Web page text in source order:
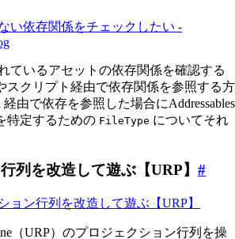
い依存関係をチェックしたい -
ているアセットの依存関係を確認する
スクリプト経由で依存関係を参照する方
経由で依存を参照した場合にAddressables
特定するための FileType についてそれ
列を改造して遊ぶ【URP】 #
ョン行列を改造して遊ぶ【URP】
（URP）のプロジェクション行列を操